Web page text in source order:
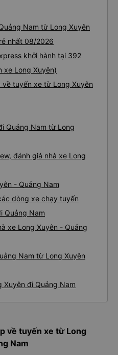
Nam từ Long Xuyên
nhất 08/2026
khởi hành tại 392
xe Long Xuyên)
tuyến xe từ Long Xuyên
Quảng Nam từ Long
đánh giá nhà xe Long
- Quảng Nam
dòng xe chạy tuyến
Quảng Nam
xe Long Xuyên - Quảng
Nam từ Long Xuyên
đi Quảng Nam
về tuyến xe từ Long
Nam